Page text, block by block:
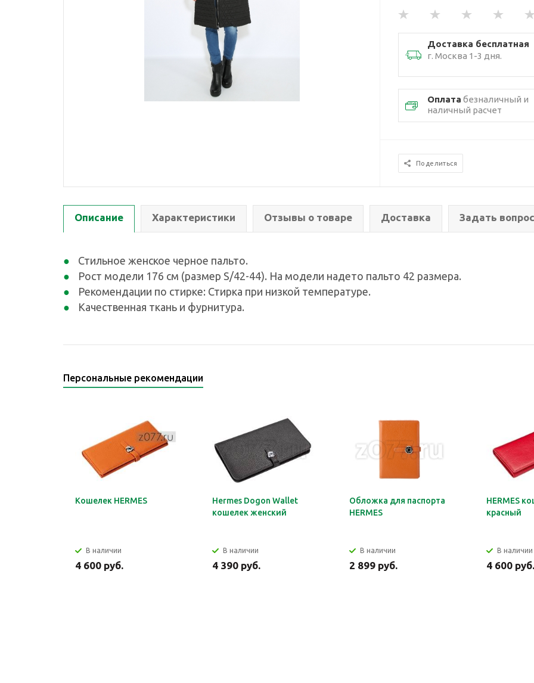
Доставка бесплатная
г. Москва 1-3 дня.
Оплата безналичный и
наличный расчет
Поделиться
Описание Характеристики Отзывы о товаре Доставка Задать вопрос
Стильное женское черное пальто.
Рост модели 176 см (размер S/42-44). На модели надето пальто 42 размера.
Рекомендации по стирке: Стирка при низкой температуре.
Качественная ткань и фурнитура.
Персональные рекомендации
Кошелек HERMES
В наличии
4 600 руб.
Hermes Dogon Wallet
кошелек женский
В наличии
4 390 руб.
Обложка для паспорта
HERMES
В наличии
2 899 руб.
HERMES
красный
В наличии
4 600 руб.